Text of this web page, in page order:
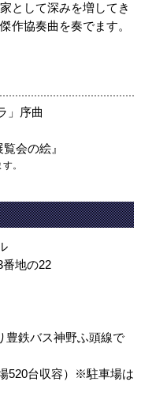
として深みを増してき
作協奏曲を奏でます。
」序曲
会の絵』
。
地の22
豊鉄バス神野ふ頭線で
520台収容）※駐車場は